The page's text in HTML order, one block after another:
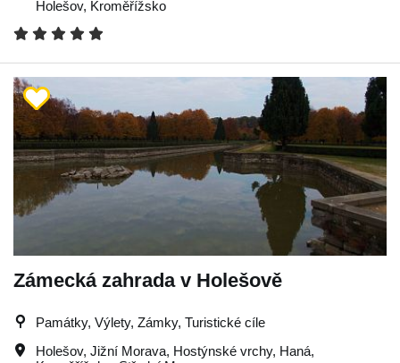
Holešov, Kroměřížsko
Zámecká zahrada v Holešově
Památky, Výlety, Zámky, Turistické cíle
Holešov, Jižní Morava, Hostýnské vrchy, Haná,